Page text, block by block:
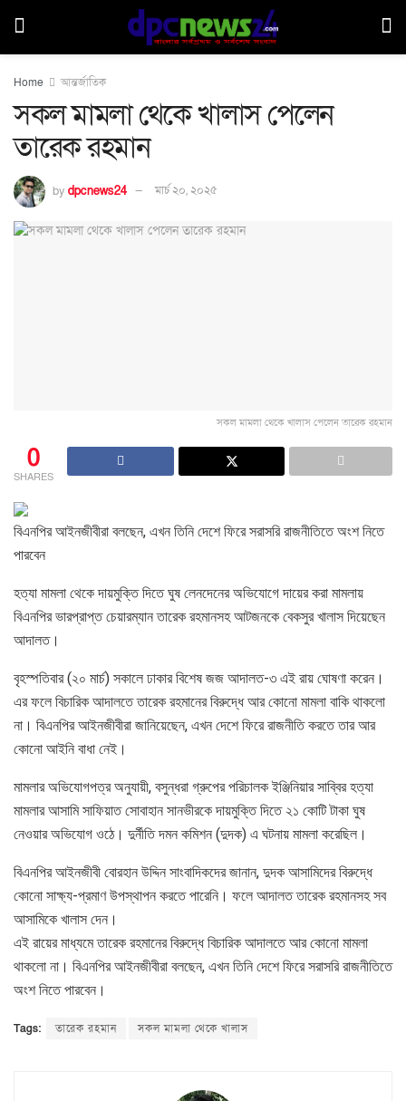
Home আন্তর্জাতিক
সকল মামলা থেকে খালাস পেলেন
তারেক রহমান
by dpcnews24 মার্চ ২০, ২০২৫
সকল মামলা থেকে খালাস পেলেন তারেক রহমান
0
SHARES
বিএনপির আইনজীবীরা বলছেন, এখন তিনি দেশে ফিরে সরাসরি রাজনীতিতে অংশ নিতে
পারবেন
হত্যা মামলা থেকে দায়মুক্তি দিতে ঘুষ লেনদেনের অভিযোগে দায়ের করা মামলায়
বিএনপির ভারপ্রাপ্ত চেয়ারম্যান তারেক রহমানসহ আটজনকে বেকসুর খালাস দিয়েছেন
আদালত।
বৃহস্পতিবার (২০ মার্চ) সকালে ঢাকার বিশেষ জজ আদালত-৩ এই রায় ঘোষণা করেন।
এর ফলে বিচারিক আদালতে তারেক রহমানের বিরুদ্ধে আর কোনো মামলা বাকি থাকলো
না। বিএনপির আইনজীবীরা জানিয়েছেন, এখন দেশে ফিরে রাজনীতি করতে তার আর
কোনো আইনি বাধা নেই।
মামলার অভিযোগপত্র অনুযায়ী, বসুন্ধরা গ্রুপের পরিচালক ইঞ্জিনিয়ার সাব্বির হত্যা
মামলার আসামি সাফিয়াত সোবাহান সানভীরকে দায়মুক্তি দিতে ২১ কোটি টাকা ঘুষ
নেওয়ার অভিযোগ ওঠে। দুর্নীতি দমন কমিশন (দুদক) এ ঘটনায় মামলা করেছিল।
বিএনপির আইনজীবী বোরহান উদ্দিন সাংবাদিকদের জানান, দুদক আসামিদের বিরুদ্ধে
কোনো সাক্ষ্য-প্রমাণ উপস্থাপন করতে পারেনি। ফলে আদালত তারেক রহমানসহ সব
আসামিকে খালাস দেন।
এই রায়ের মাধ্যমে তারেক রহমানের বিরুদ্ধে বিচারিক আদালতে আর কোনো মামলা
থাকলো না। বিএনপির আইনজীবীরা বলছেন, এখন তিনি দেশে ফিরে সরাসরি রাজনীতিতে
অংশ নিতে পারবেন।
Tags: তারেক রহমান সকল মামলা থেকে খালাস